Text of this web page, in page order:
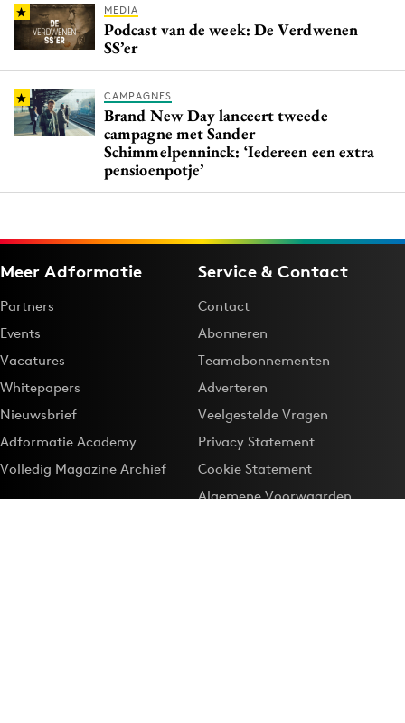
MEDIA
Podcast van de week: De Verdwenen
SS’er
CAMPAGNES
Brand New Day lanceert tweede
campagne met Sander
Schimmelpenninck: ‘Iedereen een extra
pensioenpotje’
Meer Adformatie
Partners
Events
Vacatures
Whitepapers
Nieuwsbrief
Adformatie Academy
Volledig Magazine Archief
Service & Contact
Contact
Abonneren
Teamabonnementen
Adverteren
Veelgestelde Vragen
Privacy Statement
Cookie Statement
Algemene Voorwaarden